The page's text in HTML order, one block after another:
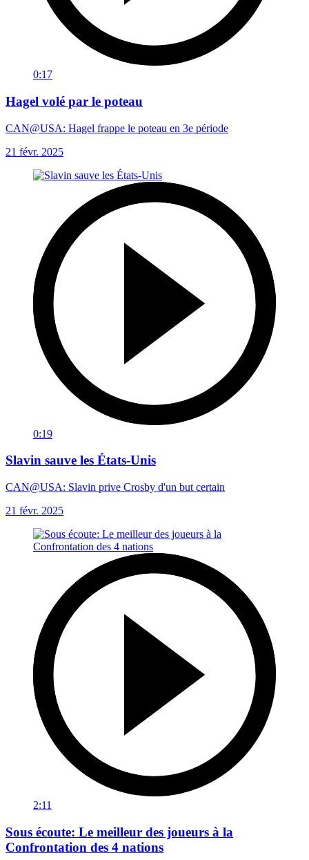
0:17
Hagel volé par le poteau
CAN@USA: Hagel frappe le poteau en 3e période
21 févr. 2025
0:19
Slavin sauve les États-Unis
CAN@USA: Slavin prive Crosby d'un but certain
21 févr. 2025
2:11
Sous écoute: Le meilleur des joueurs à la
Confrontation des 4 nations